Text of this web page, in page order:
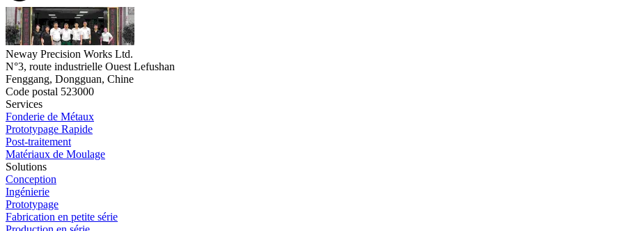
Neway Precision Works Ltd.
N°3, route industrielle Ouest Lefushan
Fenggang, Dongguan, Chine
Code postal 523000
Services
Fonderie de Métaux
Prototypage Rapide
Post-traitement
Matériaux de Moulage
Solutions
Conception
Ingénierie
Prototypage
Fabrication en petite série